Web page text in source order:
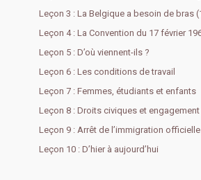
Leçon 3 : La Belgique a besoin de bras
Leçon 4 : La Convention du 17 février
Leçon 5 : D’où viennent-ils ?
Leçon 6 : Les conditions de travail
Leçon 7 : Femmes, étudiants et enfants
Leçon 8 : Droits civiques et
Leçon 9 : Arrêt de l’immigration
Leçon 10 : D’hier à aujourd’hui